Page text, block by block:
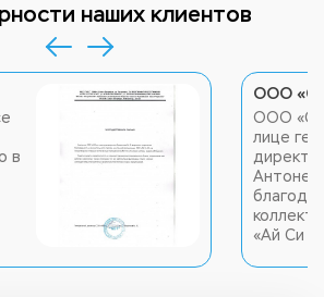
наших клиентов
в
ООО
ООО
лице
«Ай Си